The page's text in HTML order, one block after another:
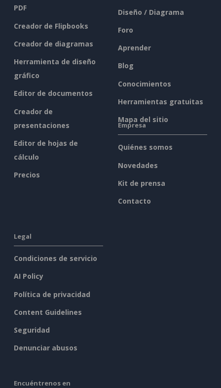
PDF
Creador de Flipbooks
Creador de diagramas
Herramienta de diseño
gráfico
Editor de documentos
Creador de
presentaciones
Editor de hojas de
cálculo
Precios
Diseño / Diagrama
Foro
Aprender
Blog
Conocimientos
Herramientas gratuitas
Mapa del sitio
Empresa
Quiénes somos
Novedades
Kit de prensa
Contacto
Legal
Condiciones de servicio
AI Policy
Política de privacidad
Content Guidelines
Seguridad
Denunciar abusos
Encuéntrenos en